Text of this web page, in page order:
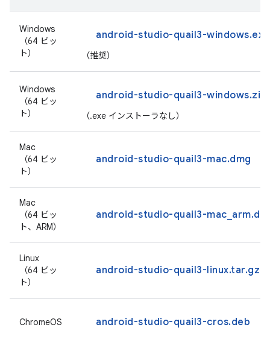
Windows
（64 ビッ
ト）
android-studio-quail3-windows.exe
（推奨）
Windows
（64 ビッ
ト）
android-studio-quail3-windows.zip
（.exe インストーラなし）
Mac
（64 ビッ
ト）
android-studio-quail3-mac.dmg
Mac
（64 ビッ
ト、ARM）
android-studio-quail3-
Linux
（64 ビッ
ト）
android-studio-quail3-linux.tar.gz
ChromeOS android-studio-quail3-cros.deb